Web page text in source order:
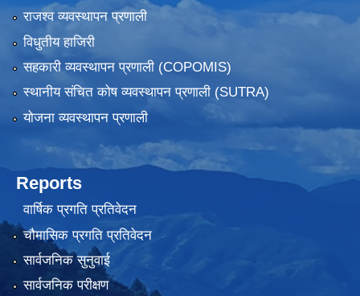
राजश्व व्यवस्थापन प्रणाली
विधुतीय हाजिरी
सहकारी व्यवस्थापन प्रणाली (COPOMIS)
स्थानीय संचित कोष व्यवस्थापन प्रणाली (SUTRA)
योजना व्यवस्थापन प्रणाली
Reports
वार्षिक प्रगति प्रतिवेदन
चौमासिक प्रगति प्रतिवेदन
सार्वजनिक सुनुवाई
सार्वजनिक परीक्षण